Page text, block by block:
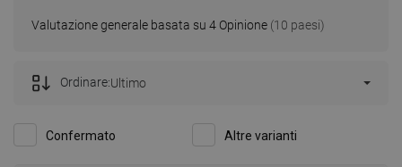
Valutazione generale basata su 4 Opinione (10 paesi)
Confermato Altre varianti
Ordinare:Ultimo